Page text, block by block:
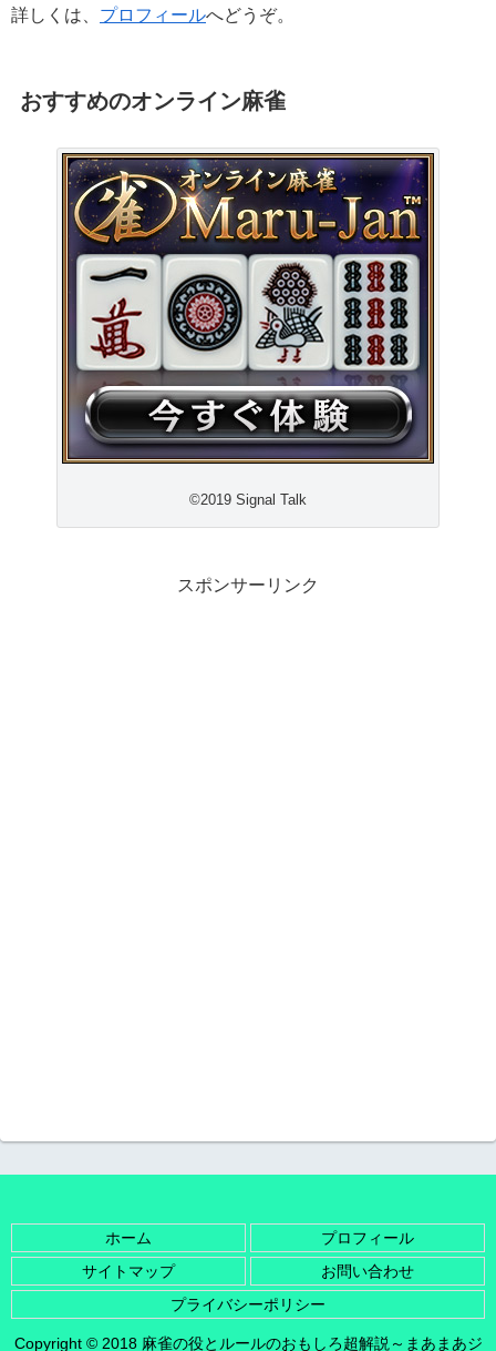
詳しくは、 プロフィールへどうぞ。
おすすめのオンライン麻雀
©2019 Signal Talk
スポンサーリンク
ホーム
プロフィール
サイトマップ
お問い合わせ
プライバシーポリシー
Copyright © 2018 麻雀の役とルールのおもしろ超解説～まあまあジ